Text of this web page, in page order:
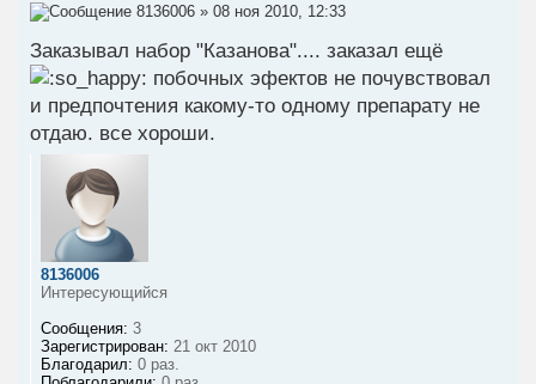
8136006 » 08 ноя 2010, 12:33
Заказывал набор "Казанова".... заказал ещё
побочных эфектов не почувствовал
и предпочтения какому-то одному препарату не
отдаю. все хороши.
8136006
Интересующийся
Сообщения: 3
Зарегистрирован: 21 окт 2010
Благодарил: 0 раз.